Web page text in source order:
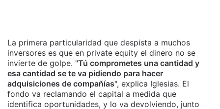
La primera particularidad que despista a muchos
inversores es que en private equity el dinero no se
invierte de golpe. "Tú comprometes una cantidad y
esa cantidad se te va pidiendo para hacer
adquisiciones de compañías", explica Iglesias. El
fondo va reclamando el capital a medida que
identifica oportunidades, y lo va devolviendo, junto